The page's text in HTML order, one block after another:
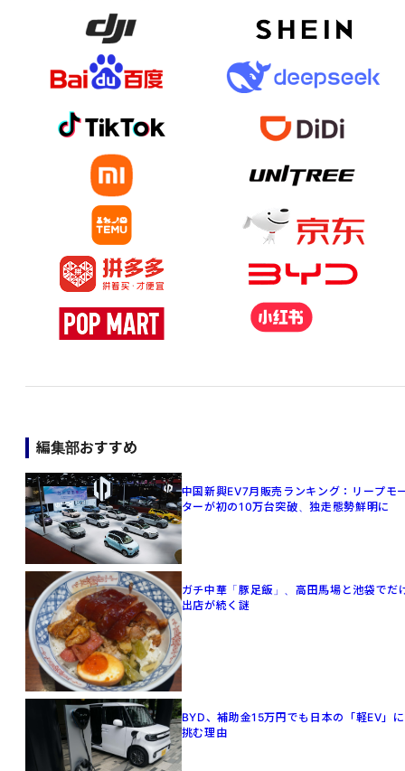
編集部おすすめ
中国新興EV7月販売ランキング：リープモ
ターが初の10万台突破、独走態勢鮮明に
ガチ中華「豚足飯」、高田馬場と池袋でだ
出店が続く謎
BYD、補助金15万円でも日本の「軽EV」に
挑む理由